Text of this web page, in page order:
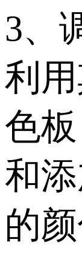
3、
利
色
和
的颜